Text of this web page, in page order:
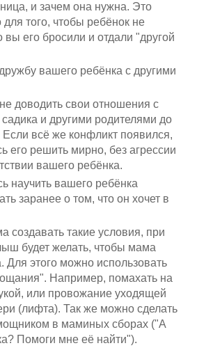
и зачем она нужна. Это
того, чтобы ребёнок не
вы его бросили и отдали "другой
вашего ребёнка с другими
доводить свои отношения с
и другими родителями до
Если всё же конфликт появился,
его решить мирно, без агрессии
вашего ребёнка.
научить вашего ребёнка
заранее о том, что он хочет в
создавать такие условия, при
будет желать, чтобы мама
Для этого можно использовать
Например, помахать на
или провожание уходящей
(лифта). Так же можно сделать
в маминых сборах ("А
Помоги мне её найти").